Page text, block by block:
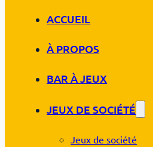
ACCUEIL
À PROPOS
BAR À JEUX
JEUX DE SOCIÉTÉ
Jeux de société